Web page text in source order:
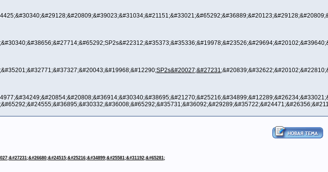
SP2s&#20027;&#27231;